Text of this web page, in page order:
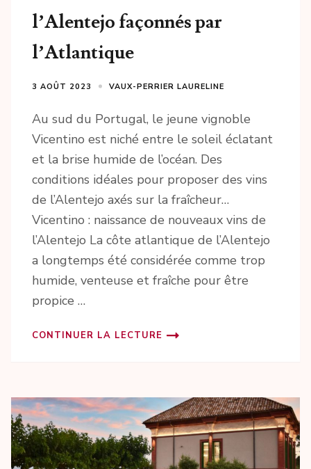
l’Alentejo façonnés par
l’Atlantique
3 AOÛT 2023 VAUX-PERRIER LAURELINE
Au sud du Portugal, le jeune vignoble
Vicentino est niché entre le soleil éclatant
et la brise humide de l’océan. Des
conditions idéales pour proposer des vins
de l’Alentejo axés sur la fraîcheur…
Vicentino : naissance de nouveaux vins de
l’Alentejo La côte atlantique de l’Alentejo
a longtemps été considérée comme trop
humide, venteuse et fraîche pour être
propice …
CONTINUER LA LECTURE